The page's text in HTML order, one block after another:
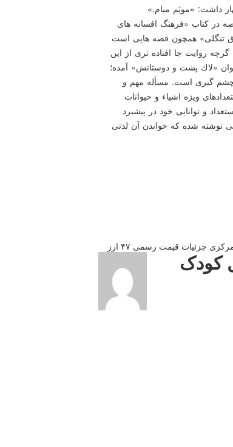
داشت: «مویَم میام.»
در كتاب «فرهنگ افسانه های
تنگلی» همچون قصه هایی است
روایت جا افتاده تری از این
«لاك پشت و دوستانش» آمده؛
گیری است. مسأله مهم و
ویژه اشیاء و حیوانات
و توانایی خود در پیشبرد
نوشته شده كه خواندن آن لذتی
جزئیات قیمت رسمی ۴۷ ارز
کودک